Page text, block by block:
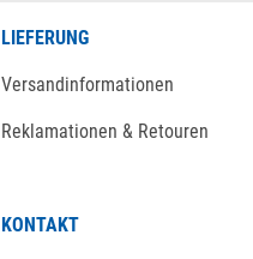
LIEFERUNG
Versandinformationen
Reklamationen & Retouren
KONTAKT